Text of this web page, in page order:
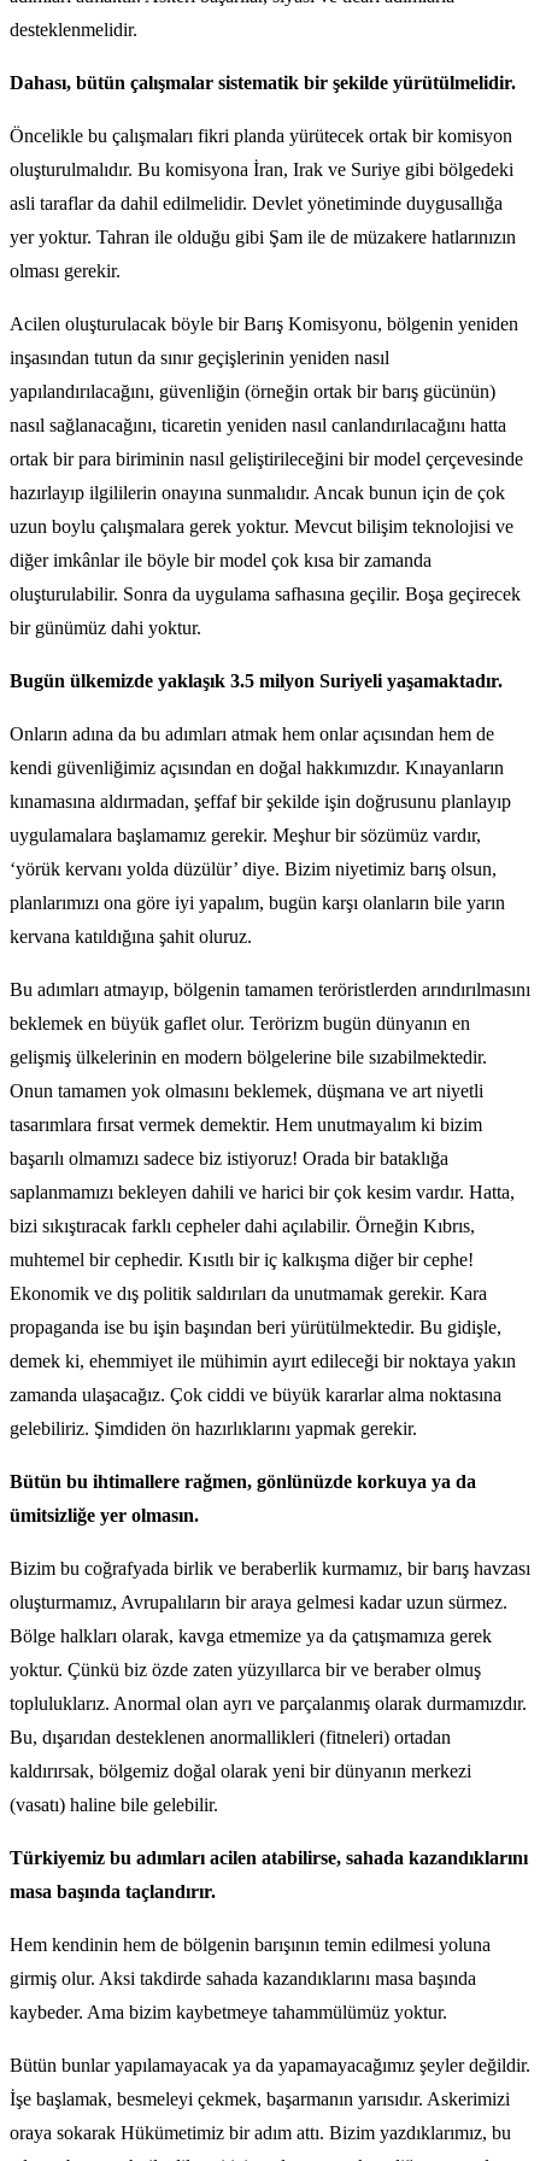
desteklenmelidir.
Dahası, bütün çalışmalar sistematik bir şekilde yürütülmelidir.
Öncelikle bu çalışmaları fikri planda yürütecek ortak bir komisyon
oluşturulmalıdır. Bu komisyona İran, Irak ve Suriye gibi bölgedeki
asli taraflar da dahil edilmelidir. Devlet yönetiminde duygusallığa
yer yoktur. Tahran ile olduğu gibi Şam ile de müzakere hatlarınızın
olması gerekir.
Acilen oluşturulacak böyle bir Barış Komisyonu, bölgenin yeniden
inşasından tutun da sınır geçişlerinin yeniden nasıl
yapılandırılacağını, güvenliğin (örneğin ortak bir barış gücünün)
nasıl sağlanacağını, ticaretin yeniden nasıl canlandırılacağını hatta
ortak bir para biriminin nasıl geliştirileceğini bir model çerçevesinde
hazırlayıp ilgililerin onayına sunmalıdır. Ancak bunun için de çok
uzun boylu çalışmalara gerek yoktur. Mevcut bilişim teknolojisi ve
diğer imkânlar ile böyle bir model çok kısa bir zamanda
oluşturulabilir. Sonra da uygulama safhasına geçilir. Boşa geçirecek
bir günümüz dahi yoktur.
Bugün ülkemizde yaklaşık 3.5 milyon Suriyeli yaşamaktadır.
Onların adına da bu adımları atmak hem onlar açısından hem de
kendi güvenliğimiz açısından en doğal hakkımızdır. Kınayanların
kınamasına aldırmadan, şeffaf bir şekilde işin doğrusunu planlayıp
uygulamalara başlamamız gerekir. Meşhur bir sözümüz vardır,
‘yörük kervanı yolda düzülür’ diye. Bizim niyetimiz barış olsun,
planlarımızı ona göre iyi yapalım, bugün karşı olanların bile yarın
kervana katıldığına şahit oluruz.
Bu adımları atmayıp, bölgenin tamamen teröristlerden arındırılmasını
beklemek en büyük gaflet olur. Terörizm bugün dünyanın en
gelişmiş ülkelerinin en modern bölgelerine bile sızabilmektedir.
Onun tamamen yok olmasını beklemek, düşmana ve art niyetli
tasarımlara fırsat vermek demektir. Hem unutmayalım ki bizim
başarılı olmamızı sadece biz istiyoruz! Orada bir bataklığa
saplanmamızı bekleyen dahili ve harici bir çok kesim vardır. Hatta,
bizi sıkıştıracak farklı cepheler dahi açılabilir. Örneğin Kıbrıs,
muhtemel bir cephedir. Kısıtlı bir iç kalkışma diğer bir cephe!
Ekonomik ve dış politik saldırıları da unutmamak gerekir. Kara
propaganda ise bu işin başından beri yürütülmektedir. Bu gidişle,
demek ki, ehemmiyet ile mühimin ayırt edileceği bir noktaya yakın
zamanda ulaşacağız. Çok ciddi ve büyük kararlar alma noktasına
gelebiliriz. Şimdiden ön hazırlıklarını yapmak gerekir.
Bütün bu ihtimallere rağmen, gönlünüzde korkuya ya da
ümitsizliğe yer olmasın.
Bizim bu coğrafyada birlik ve beraberlik kurmamız, bir barış havzası
oluşturmamız, Avrupalıların bir araya gelmesi kadar uzun sürmez.
Bölge halkları olarak, kavga etmemize ya da çatışmamıza gerek
yoktur. Çünkü biz özde zaten yüzyıllarca bir ve beraber olmuş
topluluklarız. Anormal olan ayrı ve parçalanmış olarak durmamızdır.
Bu, dışarıdan desteklenen anormallikleri (fitneleri) ortadan
kaldırırsak, bölgemiz doğal olarak yeni bir dünyanın merkezi
(vasatı) haline bile gelebilir.
Türkiyemiz bu adımları acilen atabilirse, sahada kazandıklarını
masa başında taçlandırır.
Hem kendinin hem de bölgenin barışının temin edilmesi yoluna
girmiş olur. Aksi takdirde sahada kazandıklarını masa başında
kaybeder. Ama bizim kaybetmeye tahammülümüz yoktur.
Bütün bunlar yapılamayacak ya da yapamayacağımız şeyler değildir.
İşe başlamak, besmeleyi çekmek, başarmanın yarısıdır. Askerimizi
oraya sokarak Hükümetimiz bir adım attı. Bizim yazdıklarımız, bu